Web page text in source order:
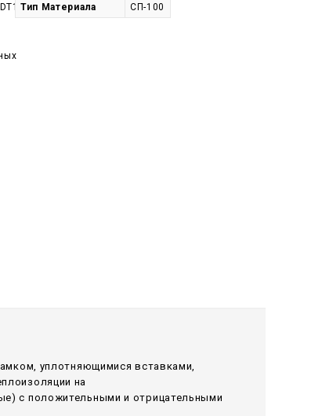
Тип Материала СП-100
уплотняющимися вставками,
на
с положительными и отрицательными